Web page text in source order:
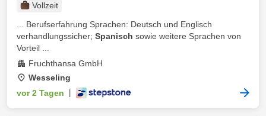
Vollzeit
... Berufserfahrung Sprachen: Deutsch und Englisch
verhandlungssicher; Spanisch sowie weitere Sprachen von
Vorteil ...
Fruchthansa GmbH
Wesseling
vor 2 Tagen